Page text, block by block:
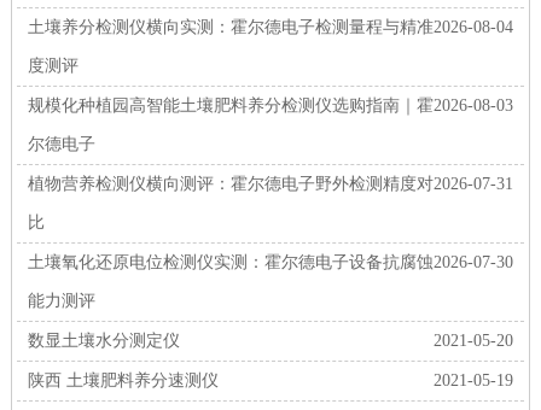
2026-08-04
土壤养分检测仪横向实测：霍尔德电子检测量程与精准
度测评
2026-08-03
规模化种植园高智能土壤肥料养分检测仪选购指南｜霍
尔德电子
2026-07-31
植物营养检测仪横向测评：霍尔德电子野外检测精度对
比
2026-07-30
土壤氧化还原电位检测仪实测：霍尔德电子设备抗腐蚀
能力测评
2021-05-20
数显土壤水分测定仪
2021-05-19
陕西 土壤肥料养分速测仪